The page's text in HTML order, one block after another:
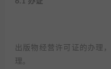
出版物经营许可证的办理
理。​